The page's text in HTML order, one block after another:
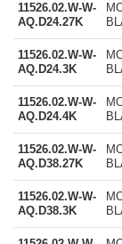
11526.02.W-W-
AQ.D24.27K
11526.02.W-W-
AQ.D24.3K
11526.02.W-W-
AQ.D24.4K
11526.02.W-W-
AQ.D38.27K
11526.02.W-W-
AQ.D38.3K